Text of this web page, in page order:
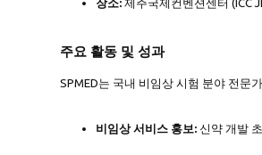
장소: 제주국제컨벤션센터 (ICC
주요 활동 및 성과
SPMED는 국내 비임상 시험 분야 전문
비임상 서비스 홍보: 신약 개발